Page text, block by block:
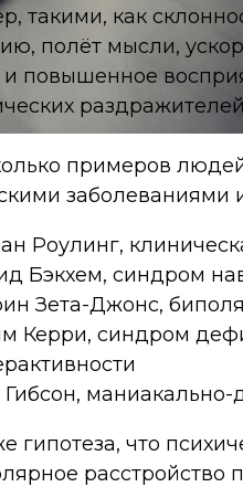
такими, как
полёт мысли,
повышенное
примеров
заболеваниями
Роулинг,
Бэкхем, синдром
Зета-Джонс,
Керри, синдром
маниакально-
гипотеза, что
расстройство